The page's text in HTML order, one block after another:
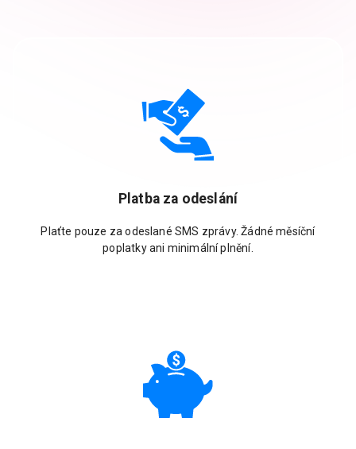
Platba za odeslání
Plaťte pouze za odeslané SMS zprávy. Žádné měsíční
poplatky ani minimální plnění.